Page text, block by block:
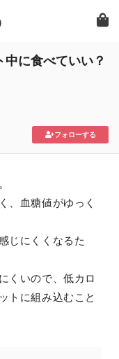
に食べていい？
フォローする
、血糖値がゆっく
じにくくなるた
くいので、低カロ
トに組み込むこと